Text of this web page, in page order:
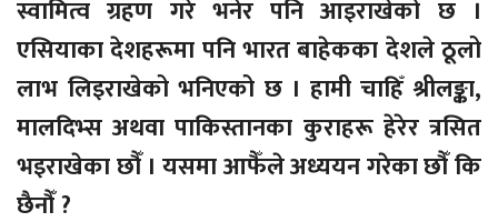
स्वामित्व ग्रहण गरे भनेर पनि आइराखेको छ ।
एसियाका देशहरूमा पनि भारत बाहेकका देशले ठूलो
लाभ लिइराखेको भनिएको छ । हामी चाहिँ श्रीलङ्का,
मालदिभ्स अथवा पाकिस्तानका कुराहरू हेरेर त्रसित
भइराखेका छौँ । यसमा आफैँले अध्ययन गरेका छौँ कि
छैनौँ ?